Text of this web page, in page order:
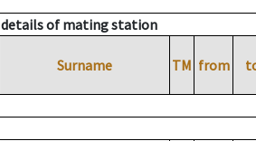
details of mating station
Surname TM from